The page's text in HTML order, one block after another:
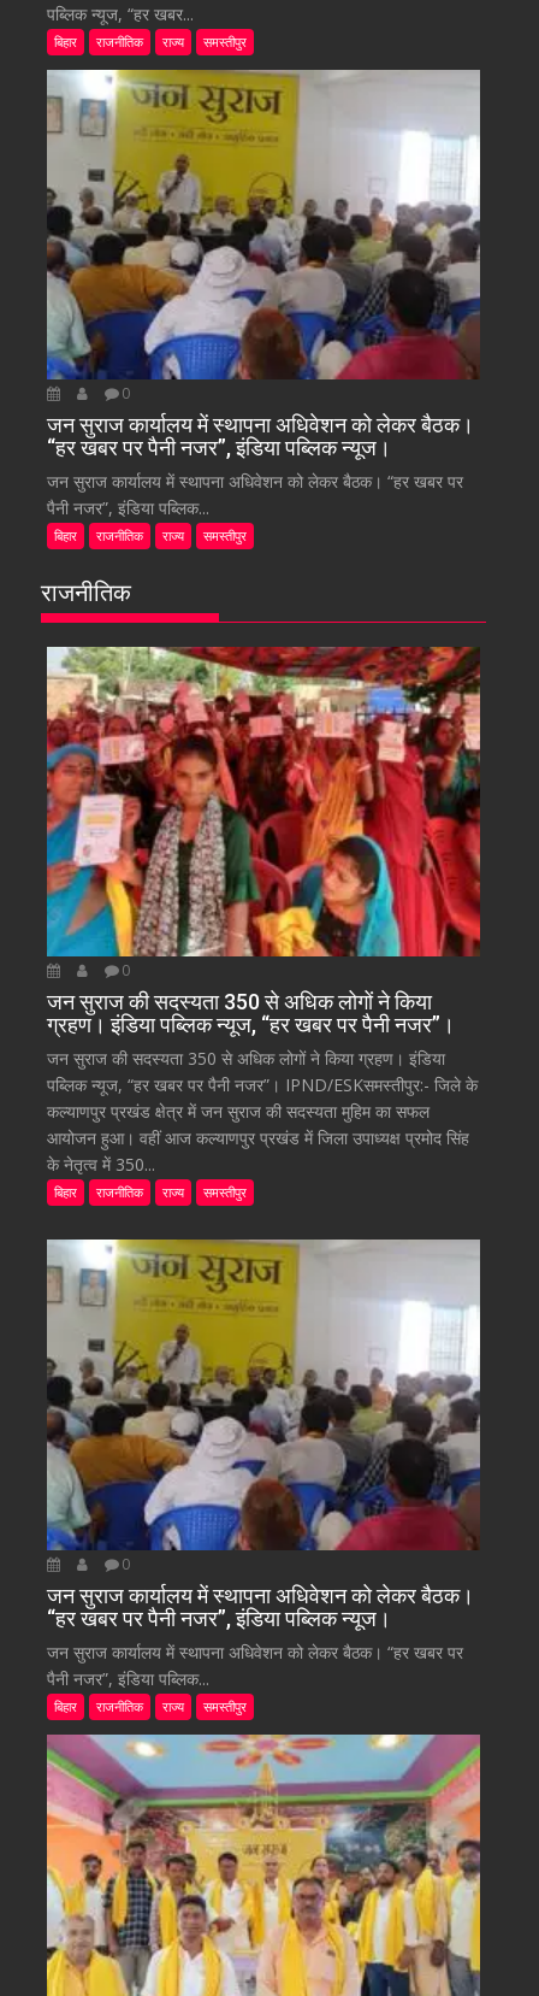
पब्लिक न्यूज, “हर खबर...
बिहार राजनीतिक राज्य समस्तीपुर
0
जन सुराज कार्यालय में स्थापना अधिवेशन को लेकर बैठक।
“हर खबर पर पैनी नजर”, इंडिया पब्लिक न्यूज।
जन सुराज कार्यालय में स्थापना अधिवेशन को लेकर बैठक। “हर खबर पर
पैनी नजर”, इंडिया पब्लिक...
बिहार राजनीतिक राज्य समस्तीपुर
राजनीतिक
0
जन सुराज की सदस्यता 350 से अधिक लोगों ने किया
ग्रहण। इंडिया पब्लिक न्यूज, “हर खबर पर पैनी नजर”।
जन सुराज की सदस्यता 350 से अधिक लोगों ने किया ग्रहण। इंडिया
पब्लिक न्यूज, “हर खबर पर पैनी नजर”। IPND/ESKसमस्तीपुर:- जिले के
कल्याणपुर प्रखंड क्षेत्र में जन सुराज की सदस्यता मुहिम का सफल
आयोजन हुआ। वहीं आज कल्याणपुर प्रखंड में जिला उपाध्यक्ष प्रमोद सिंह
के नेतृत्व में 350...
बिहार राजनीतिक राज्य समस्तीपुर
0
जन सुराज कार्यालय में स्थापना अधिवेशन को लेकर बैठक।
“हर खबर पर पैनी नजर”, इंडिया पब्लिक न्यूज।
जन सुराज कार्यालय में स्थापना अधिवेशन को लेकर बैठक। “हर खबर पर
पैनी नजर”, इंडिया पब्लिक...
बिहार राजनीतिक राज्य समस्तीपुर